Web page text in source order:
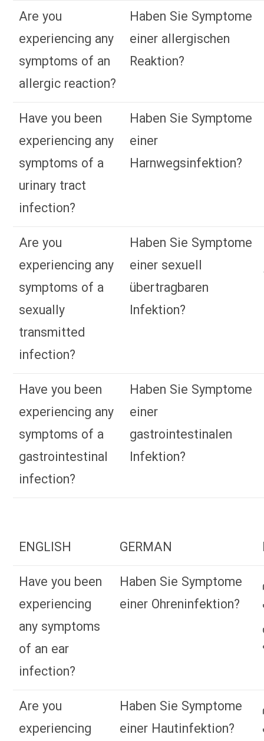
Are you
experiencing any
symptoms of an
allergic reaction?
Haben Sie Symptome
einer allergischen
Reaktion?
Have you been
experiencing any
symptoms of a
urinary tract
infection?
Haben Sie Symptome
einer
Harnwegsinfektion?
Are you
experiencing any
symptoms of a
sexually
transmitted
infection?
Haben Sie Symptome
einer sexuell
übertragbaren
Infektion?
Have you been
experiencing any
symptoms of a
gastrointestinal
infection?
Haben Sie Symptome
einer
gastrointestinalen
Infektion?
ENGLISH GERMAN
Have you been
experiencing
any symptoms
of an ear
infection?
Haben Sie Symptome
einer Ohreninfektion?
Are you
experiencing
Haben Sie Symptome
einer Hautinfektion?